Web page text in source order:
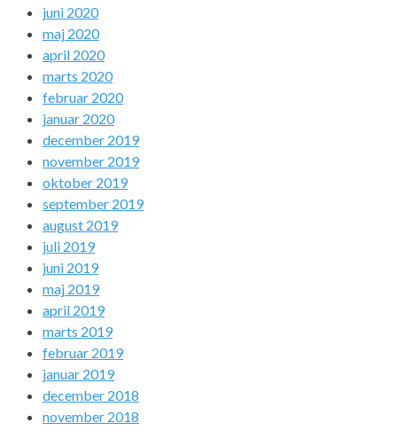
juni 2020
maj 2020
april 2020
marts 2020
februar 2020
januar 2020
december 2019
november 2019
oktober 2019
september 2019
august 2019
juli 2019
juni 2019
maj 2019
april 2019
marts 2019
februar 2019
januar 2019
december 2018
november 2018